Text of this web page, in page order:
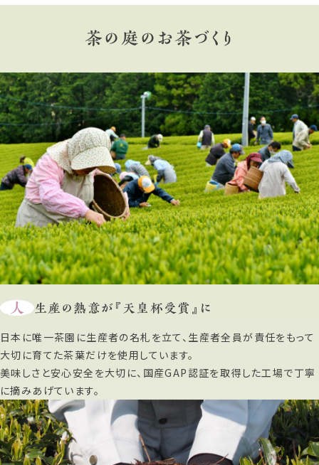
茶の庭のお茶づくり
人 生産の熱意が『天皇杯受賞』に
日本に唯一茶園に生産者の名札を立て、生産者全員が責任をもって
大切に育てた茶葉だけを使用しています。
美味しさと安心安全を大切に、国産GAP認証を取得した工場で丁寧
に摘みあげています。